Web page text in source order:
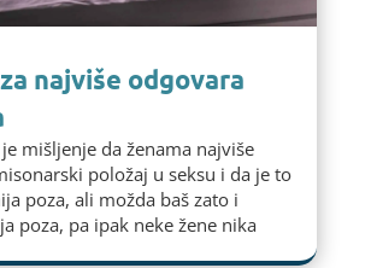
najviše odgovara
mišljenje da ženama najviše
položaj u seksu i da je to
poza, ali možda baš zato i
poza, pa ipak neke žene nika